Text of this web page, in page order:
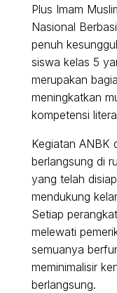
Plus Imam
Nasional
penuh
siswa kelas 5
merupakan
meningkatkan
kompetensi
Kegiatan ANBK
berlangsung di
yang telah
mendukung
Setiap
melewati
semuanya
meminimalisir
berlangsung.